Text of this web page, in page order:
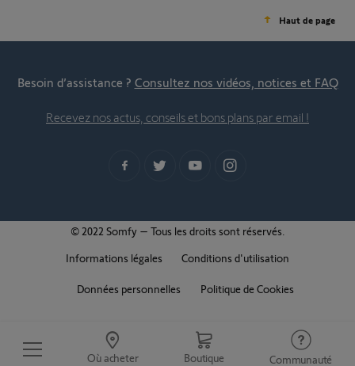
Où acheter Boutique Communauté
Haut de page
Besoin d’assistance ? Consultez nos vidéos, notices et FAQ
Recevez nos actus, conseils et bons plans par email !
© 2022 Somfy – Tous les droits sont réservés.
Informations légales
Conditions d'utilisation
Données personnelles Politique de Cookies